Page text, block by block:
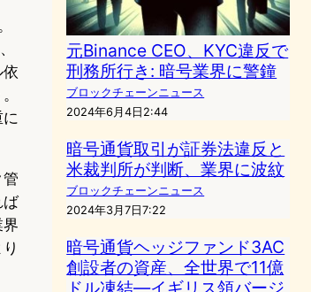
ば
元Binance CEO、KYC違反で
刑務所行き: 暗号業界に警鐘
ブロックチェーンニュース
2024年6月4日2:44
暗号通貨取引が証券法違反と
米裁判所が判断、業界に波紋
ブロックチェーンニュース
2024年3月7日7:22
暗号通貨ヘッジファンド3AC
創設者の資産、全世界で11億
ドル凍結—イギリス領バージ